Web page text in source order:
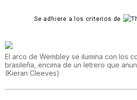
Se adhiere a los criterios de
El arco de Wembley se ilumina con los
brasileña, encima de un letrero que
(Kieran Cleeves)